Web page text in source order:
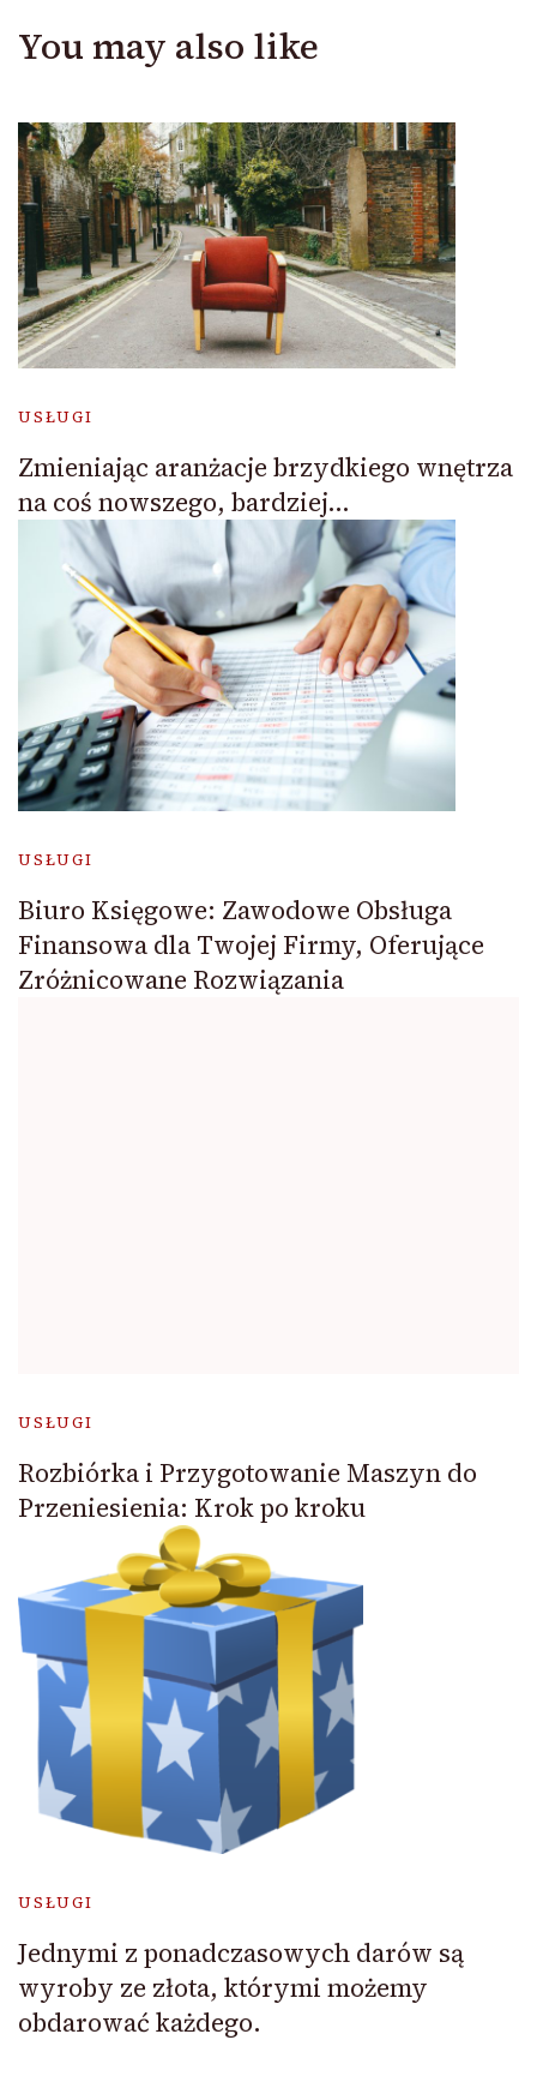
You may also like
USŁUGI
Zmieniając aranżacje brzydkiego wnętrza
na coś nowszego, bardziej…
USŁUGI
Biuro Księgowe: Zawodowe Obsługa
Finansowa dla Twojej Firmy, Oferujące
Zróżnicowane Rozwiązania
USŁUGI
Rozbiórka i Przygotowanie Maszyn do
Przeniesienia: Krok po kroku
USŁUGI
Jednymi z ponadczasowych darów są
wyroby ze złota, którymi możemy
obdarować każdego.